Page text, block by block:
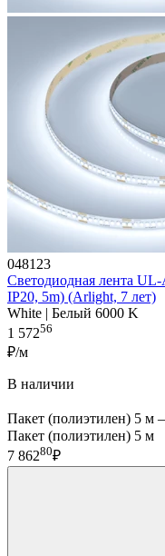
048123
Светодиодная лента
IP20, 5m) (Arlight, 7 лет)
White | Белый 6000 K
1 57256
₽/м
В наличии
Пакет (полиэтилен) 5 м
Пакет (полиэтилен) 5 м
7 86280₽